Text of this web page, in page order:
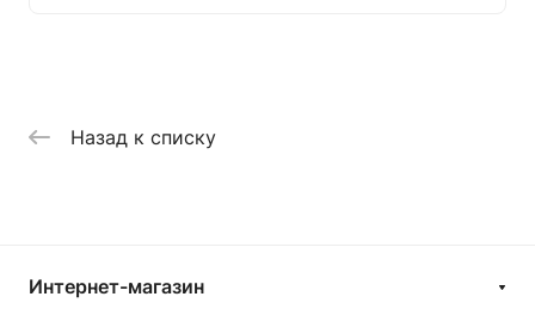
Назад к списку
Интернет-магазин